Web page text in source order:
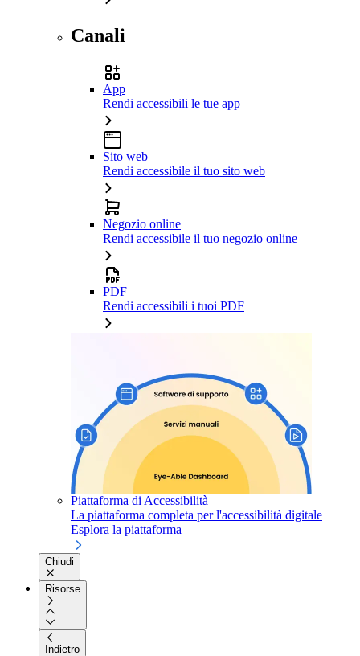
Canali
App
Rendi accessibili le tue app
Sito web
Rendi accessibile il tuo sito web
Negozio online
Rendi accessibile il tuo negozio online
PDF
Rendi accessibili i tuoi PDF
Piattaforma di Accessibilità
La piattaforma completa per l'accessibilità digitale
Esplora la piattaforma
Chiudi
Risorse
Indietro